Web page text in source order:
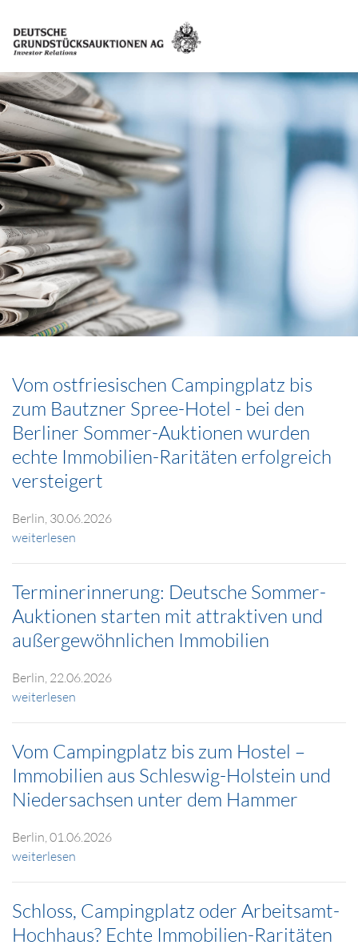
Vom ostfriesischen Campingplatz bis
zum Bautzner Spree-Hotel - bei den
Berliner Sommer-Auktionen wurden
echte Immobilien-Raritäten erfolgreich
versteigert
Berlin, 30.06.2026
weiterlesen
Terminerinnerung: Deutsche Sommer-
Auktionen starten mit attraktiven und
außergewöhnlichen Immobilien
Berlin, 22.06.2026
weiterlesen
Vom Campingplatz bis zum Hostel –
Immobilien aus Schleswig-Holstein und
Niedersachsen unter dem Hammer
Berlin, 01.06.2026
weiterlesen
Schloss, Campingplatz oder Arbeitsamt-
Hochhaus? Echte Immobilien-Raritäten